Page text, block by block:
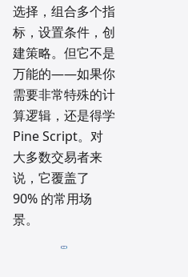
选择，组合多个指
标，设置条件，创
建策略。但它不是
万能的——如果你
需要非常特殊的计
算逻辑，还是得学
Pine Script。对
大多数交易者来
说，它覆盖了
90% 的常用场
景。